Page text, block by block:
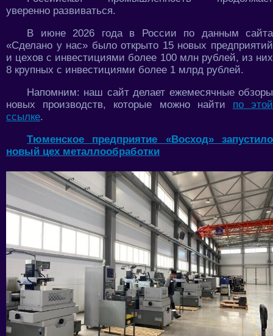
уверенно развиваться.
В июне 2026 года в России по данным сайта
«Сделано у нас» было открыто 15 новых предприятий
и цехов с инвестициями более 100 млн рублей, из них
8 крупных с инвестициями более 1 млрд рублей.
Напомним: наш сайт делает ежемесячные обзоры
новых производств, которые можно найти по этой
ссылке.
Тюменское предприятие «Восход» запустило
новый цех металлообработки